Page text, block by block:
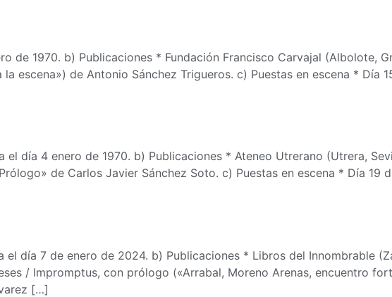
de 1970. b) Publicaciones * Fundación Francisco Carvajal (Albolote,
escena») de Antonio Sánchez Trigueros. c) Puestas en escena * Día
el día 4 enero de 1970. b) Publicaciones * Ateneo Utrerano (Utrera,
de Carlos Javier Sánchez Soto. c) Puestas en escena * Día 19
día 7 de enero de 2024. b) Publicaciones * Libros del Innombrable
/ Impromptus, con prólogo («Arrabal, Moreno Arenas, encuentro
[…]